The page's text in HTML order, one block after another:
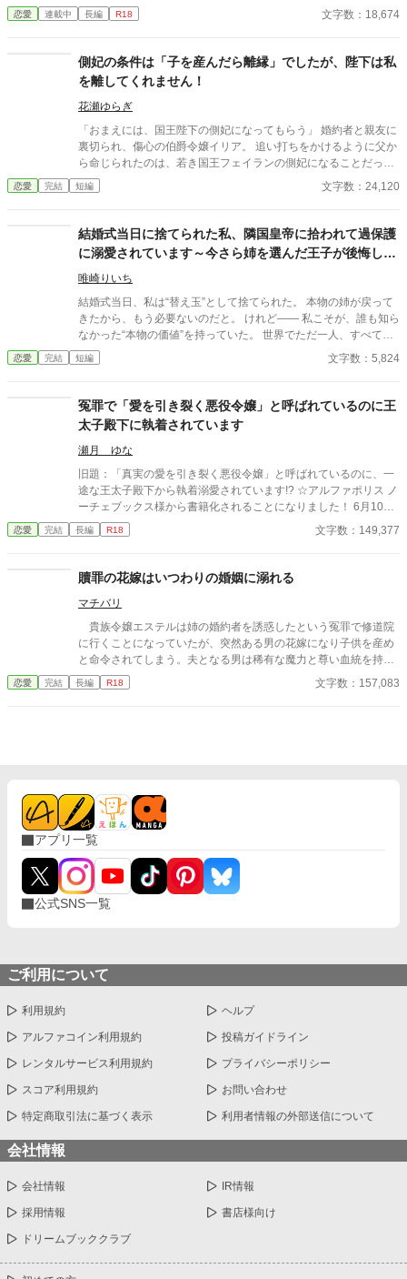
ない。 ある日、山の中で倒れている男性を発見。彼はなんと騎士
団長・レイルドで女嫌いの噂を持つ人物だった。 当然女嫌いの噂
が、レイルドには隠している秘密……性癖があった。 ――君の××
××、触らせてもらえないだろうか？
恋愛 連載中 長編 R18 文字数：18,674
側妃の条件は「子を産んだら離縁」でしたが、陛下は私
を離してくれません！
花瀬ゆらぎ
「おまえには、国王陛下の側妃になってもらう」 婚約者と親友に
裏切られ、傷心の伯爵令嬢イリア。 追い打ちをかけるように父か
ら命じられたのは、若き国王フェイランの側妃になることだっ
た。 しかし、王宮で待っていたのは、「世継ぎを産んだら離縁」
という非情な条件。 夫となったフェイランは冷たく、侍女からは
ど、イリアは知ってしまう。 彼が兄の死と誤解に苦しみ、誰より
も孤独の中にいることを──。 「私は、陛下の幸せを願っており
ます。だから……離縁してください」 フェイランを想い、身を引
こうとしたイリア。 しかし、無関心だったはずの陛下が、イリア
を強く抱きしめて……！？ 「離縁する気か？ 許さない。私の心
を乱しておいて、逃げられると思うな」 凍てついた王の心を溶か
したのは、売られた側妃の純真な愛。 孤独な陛下に執着され、正
妃へと昇り詰める逆転ラブロマンス！
恋愛 完結 短編 文字数：24,120
結婚式当日に捨てられた私、隣国皇帝に拾われて過保護
に溺愛されています～今さら姉を選んだ王子が後悔して
も手遅れです～
唯崎りいち
結婚式当日、私は“替え玉”として捨てられた。 本物の姉が戻って
きたから、もう必要ないのだと。 けれど—— 私こそが、誰も知ら
なかった“本物の価値”を持っていた。 世界でただ一人、すべてを
癒す力。 そして、その価値を知るただ一人の人が、皇帝となって
私を迎えに来る。 これは、すべてを失った少女が、本当に必要と
恋愛 完結 短編 文字数：5,824
冤罪で「愛を引き裂く悪役令嬢」と呼ばれているのに王
太子殿下に執着されています
瀬月 ゆな
旧題：「真実の愛を引き裂く悪役令嬢」と呼ばれているのに、一
途な王太子殿下から執着溺愛されています!? ☆アルファポリス ノ
ーチェブックス様から書籍化されることになりました！ 6月10日
以降は書籍版の内容に差し替えされ、レンタルでの公開となりま
す。 その他、詳しくは近況ボードをご覧下さい。 「セレスティア
わ！」 王太子アレクシスの婚約者である公爵家令嬢セレスティア
ナは、聖女の素質を持つとされる伯爵家令嬢ミーナの出現によ
り、心ない人々から『真実の愛を引き裂く悪役令嬢』と呼ばれて
しまう。 ありもしない嫌疑をかけられ、無力な自分を憂いて身を
引こうとするが、アレクシスに「絶対に婚約解消などしない」と
身体を開かれてしまい――！？ ☆タイトルは変更になるかもしれ
恋愛 完結 長編 R18 文字数：149,377
贖罪の花嫁はいつわりの婚姻に溺れる
マチバリ
貴族令嬢エステルは姉の婚約者を誘惑したという冤罪で修道院
に行くことになっていたが、突然ある男の花嫁になり子供を産め
と命令されてしまう。夫となる男は稀有な魔力と尊い血統を持ち
ながらも辺境の屋敷で孤独に暮らす魔法使いアンデリック。 数
奇な運命で結婚する事になった二人が呪いをとくように幸せにな
恋愛 完結 長編 R18 文字数：157,083
アプリ一覧
公式SNS一覧
ご利用について
利用規約 ヘルプ
アルファコイン利用規約 投稿ガイドライン
レンタルサービス利用規約 プライバシーポリシー
スコア利用規約 お問い合わせ
特定商取引法に基づく表示 利用者情報の外部送信について
会社情報
会社情報 IR情報
採用情報 書店様向け
ドリームブッククラブ